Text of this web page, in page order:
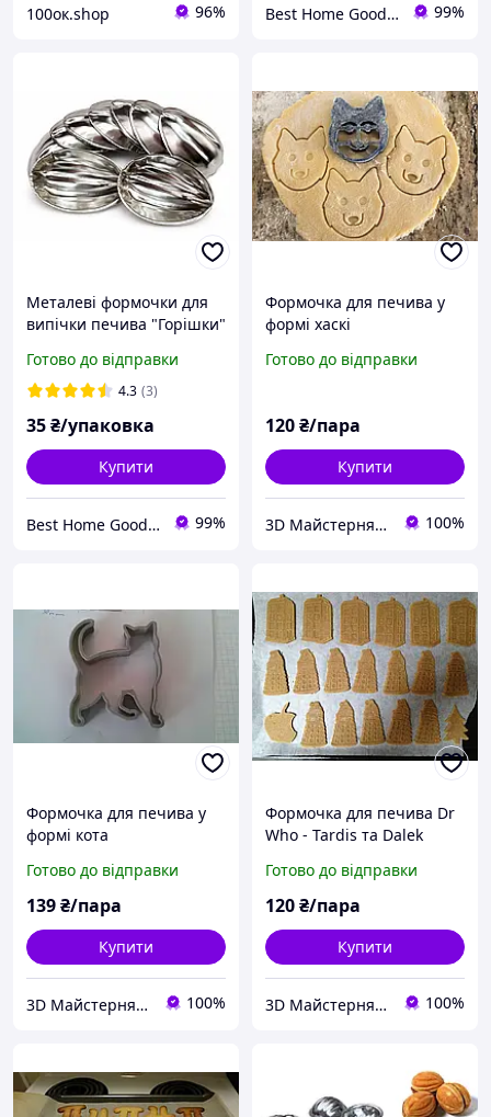
100ок.shop 96% Best Home Goods - "Кращі товари для дому, подарунки, дрібниці" 99%
Металеві формочки для
випічки печива "Горішки"
| Харчова жерсть | Для
печива з начинкою |
Готово до відправки
4.3 (3)
35₴/упаковка
Купити
Best Home Goods - "Кращі товари для дому, подарунки, дрібниці" 99%
Формочка для печива у
формі хаскі
Готово до відправки
120₴/пара
Купити
3D Майстерня – Відновлюємо, створюємо, вдосконалюємо. 100%
Формочка для печива у
формі кота
Готово до відправки
139₴/пара
Купити
3D Майстерня – Відновлюємо, створюємо, вдосконалюємо. 100%
Формочка для печива Dr
Who - Tardis та Dalek
Готово до відправки
120₴/пара
Купити
3D Майстерня – Відновлюємо, створюємо, вдосконалюємо. 100%